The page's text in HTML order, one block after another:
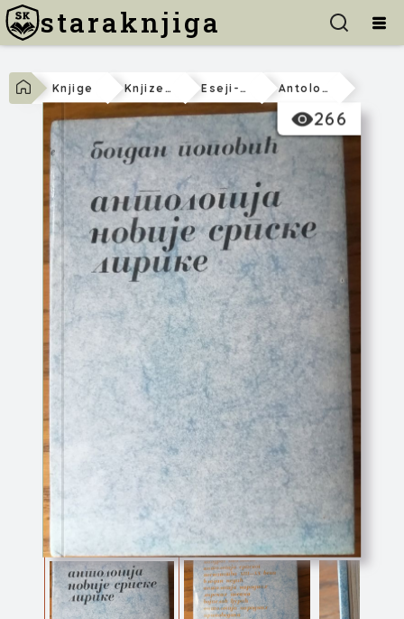
staraknjiga
Knjige Knjizevnost Eseji-Publicistika-Teorija Antologija Novije Srpske Lirike
266
Bogdan Popović
Antologija novije ...